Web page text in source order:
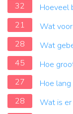
32
Hoeveel
21
Wat
28
Wat
45
Hoe
27
Hoe
28
Wat is